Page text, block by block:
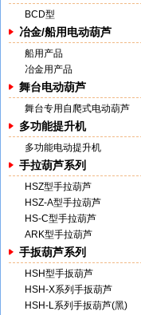
BCD型
冶金/船用电动葫芦
船用产品
冶金用产品
舞台电动葫芦
舞台专用自爬式电动葫芦
多功能提升机
多功能电动提升机
手拉葫芦系列
HSZ型手拉葫芦
HSZ-A型手拉葫芦
HS-C型手拉葫芦
ARK型手拉葫芦
手扳葫芦系列
HSH型手扳葫芦
HSH-X系列手扳葫芦
HSH-L系列手扳葫芦(黑)